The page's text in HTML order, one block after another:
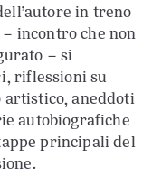
in treno
incontro che non
– si
riflessioni su
artistico, aneddoti
autobiografiche
principali del